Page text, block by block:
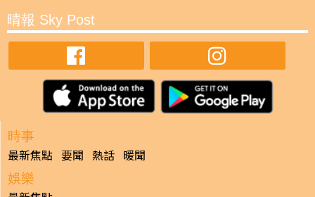
晴報 Sky Post
時事
最新焦點 要聞 熱話 暖聞
娛樂